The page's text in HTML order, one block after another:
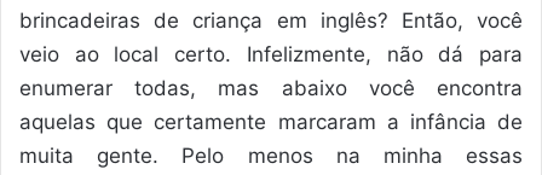
brincadeiras de criança em inglês? Então, você
veio ao local certo. Infelizmente, não dá para
enumerar todas, mas abaixo você encontra
aquelas que certamente marcaram a infância de
muita gente. Pelo menos na minha essas